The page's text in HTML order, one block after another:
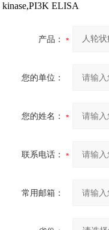
kinase,PI3K ELISA
产品：
您的单位：
您的姓名：
联系电话：
常用邮箱：